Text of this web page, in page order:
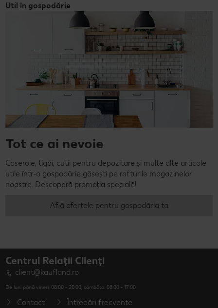
Util în gospodărie
Tot ce ai nevoie
Caserole, tigăi, cutii pentru depozitare și multe alte articole
utile într-o gospodărie găsești pe rafturile magazinelor
noastre. Descoperă promoția specială!
Află ofertele pentru gospodăria ta
Centrul Relații Clienți
client@kaufland.ro
De luni până vineri: 08:00 - 20:00; sâmbăta: 08:00 - 17:00
Contact Întrebări frecvente